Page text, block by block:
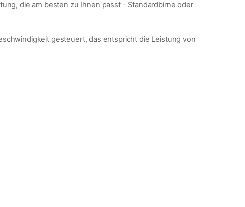
die am besten zu Ihnen passt - Standardbirne oder
gesteuert, das entspricht die Leistung von